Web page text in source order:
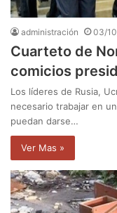
administración 03/
Cuarteto de
comicios
Los líderes de Rusia,
necesario trabajar en
puedan darse…
Ver Mas »